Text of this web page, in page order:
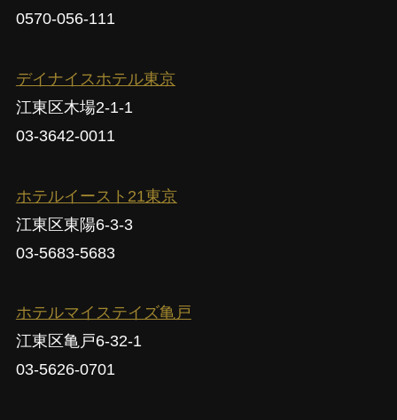
0570-056-111
デイナイスホテル東京
江東区木場2-1-1
03-3642-0011
ホテルイースト21東京
江東区東陽6-3-3
03-5683-5683
ホテルマイステイズ亀戸
江東区亀戸6-32-1
03-5626-0701